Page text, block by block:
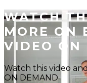
WATCH
MORE ON
VIDEO ON
Watch this video
ON DEMAND